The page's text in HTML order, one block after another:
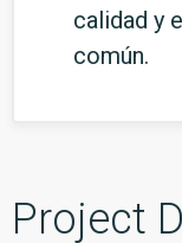
calidad y
común.
Project